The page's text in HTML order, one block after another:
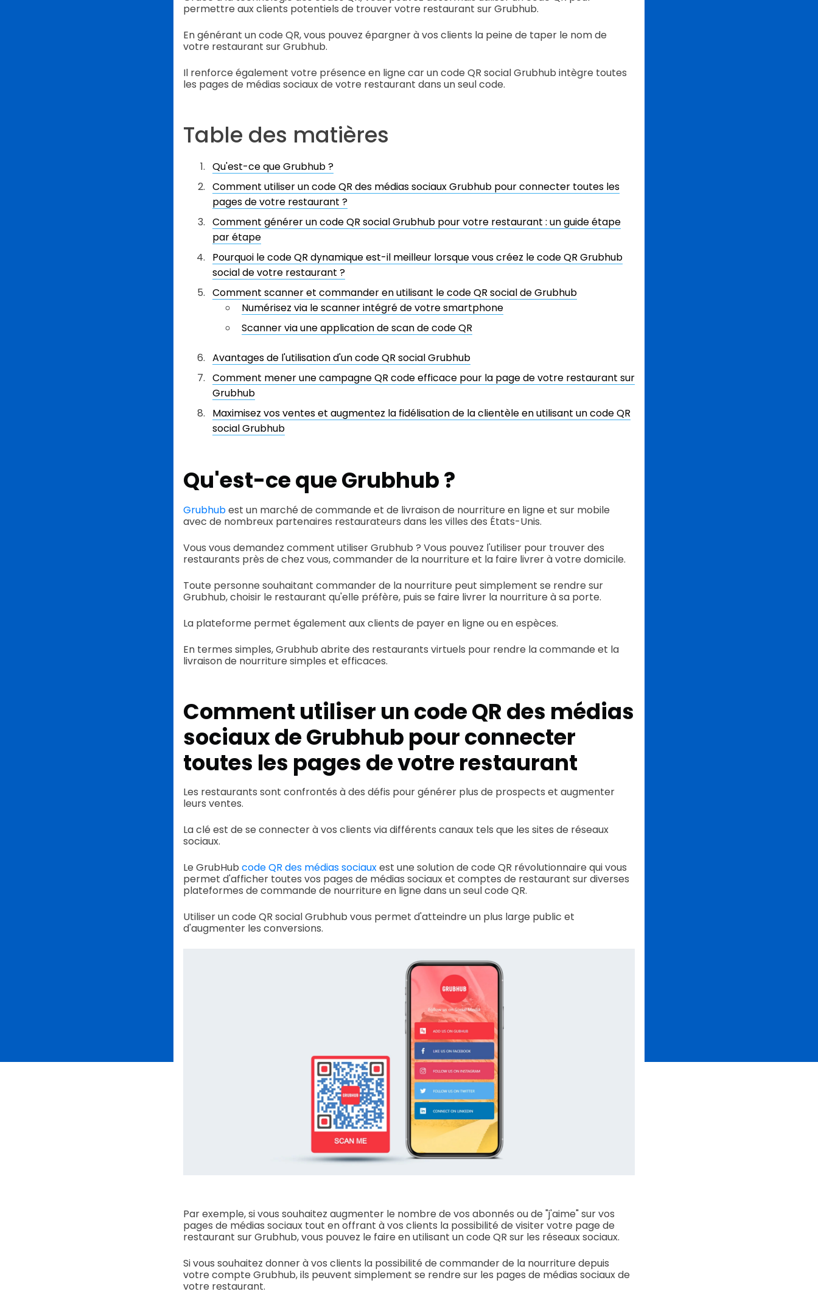
permettre aux clients potentiels de trouver votre restaurant sur Grubhub.
En générant un code QR, vous pouvez épargner à vos clients la peine de taper le nom de
votre restaurant sur Grubhub.
Il renforce également votre présence en ligne car un code QR social Grubhub intègre toutes
les pages de médias sociaux de votre restaurant dans un seul code.
Table des matières
Qu'est-ce que Grubhub ?
Comment utiliser un code QR des médias sociaux Grubhub pour connecter toutes les
pages de votre restaurant ?
Comment générer un code QR social Grubhub pour votre restaurant : un guide étape
par étape
Pourquoi le code QR dynamique est-il meilleur lorsque vous créez le code QR Grubhub
social de votre restaurant ?
Comment scanner et commander en utilisant le code QR social de Grubhub
Numérisez via le scanner intégré de votre smartphone
Scanner via une application de scan de code QR
Avantages de l'utilisation d'un code QR social Grubhub
Comment mener une campagne QR code efficace pour la page de votre restaurant sur
Grubhub
Maximisez vos ventes et augmentez la fidélisation de la clientèle en utilisant un code QR
social Grubhub
Qu'est-ce que Grubhub ?
Grubhubest un marché de commande et de livraison de nourriture en ligne et sur mobile
avec de nombreux partenaires restaurateurs dans les villes des États-Unis.
Vous vous demandez comment utiliser Grubhub ? Vous pouvez l'utiliser pour trouver des
restaurants près de chez vous, commander de la nourriture et la faire livrer à votre domicile.
Toute personne souhaitant commander de la nourriture peut simplement se rendre sur
Grubhub, choisir le restaurant qu'elle préfère, puis se faire livrer la nourriture à sa porte.
La plateforme permet également aux clients de payer en ligne ou en espèces.
En termes simples, Grubhub abrite des restaurants virtuels pour rendre la commande et la
livraison de nourriture simples et efficaces.
Comment utiliser un code QR des médias
sociaux de Grubhub pour connecter
toutes les pages de votre restaurant
Les restaurants sont confrontés à des défis pour générer plus de prospects et augmenter
leurs ventes.
La clé est de se connecter à vos clients via différents canaux tels que les sites de réseaux
sociaux.
Le GrubHub code QR des médias sociauxest une solution de code QR révolutionnaire qui vous
permet d'afficher toutes vos pages de médias sociaux et comptes de restaurant sur diverses
plateformes de commande de nourriture en ligne dans un seul code QR.
Utiliser un code QR social Grubhub vous permet d'atteindre un plus large public et
d'augmenter les conversions.
Par exemple, si vous souhaitez augmenter le nombre de vos abonnés ou de "j'aime" sur vos
pages de médias sociaux tout en offrant à vos clients la possibilité de visiter votre page de
restaurant sur Grubhub, vous pouvez le faire en utilisant un code QR sur les réseaux sociaux.
Si vous souhaitez donner à vos clients la possibilité de commander de la nourriture depuis
votre compte Grubhub, ils peuvent simplement se rendre sur les pages de médias sociaux de
votre restaurant.